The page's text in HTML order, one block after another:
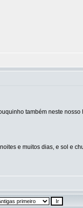
também neste nosso
e muitos dias, e sol e